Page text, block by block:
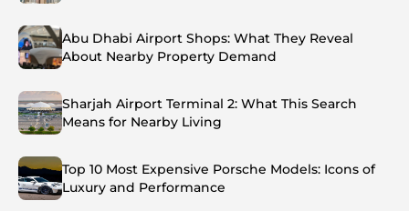
Abu Dhabi Airport Shops: What They Reveal
About Nearby Property Demand
Sharjah Airport Terminal 2: What This Search
Means for Nearby Living
Top 10 Most Expensive Porsche Models: Icons of
Luxury and Performance